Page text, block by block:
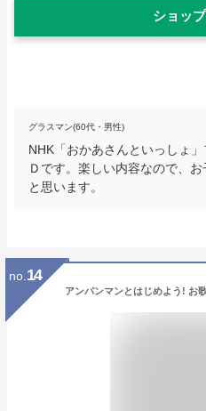
ショッ
グラスマン(60代・男性)
NHK「おかあさんといっしょ
Ｄです。楽しい内容なので、
と思います。
no. 14